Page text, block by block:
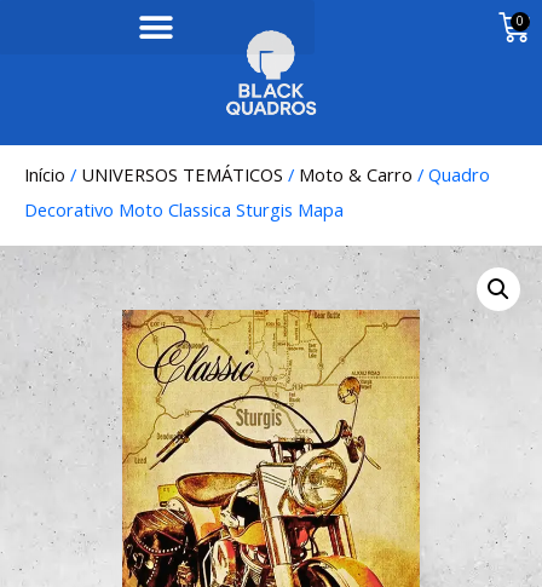
0
Início / UNIVERSOS TEMÁTICOS / Moto & Carro / Quadro
Decorativo Moto Classica Sturgis Mapa